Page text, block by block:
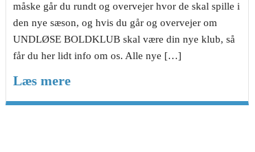
måske går du rundt og overvejer hvor de skal spille i
den nye sæson, og hvis du går og overvejer om
UNDLØSE BOLDKLUB skal være din nye klub, så
får du her lidt info om os. Alle nye […]
Læs mere